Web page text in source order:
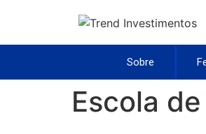
Sobre
Escola